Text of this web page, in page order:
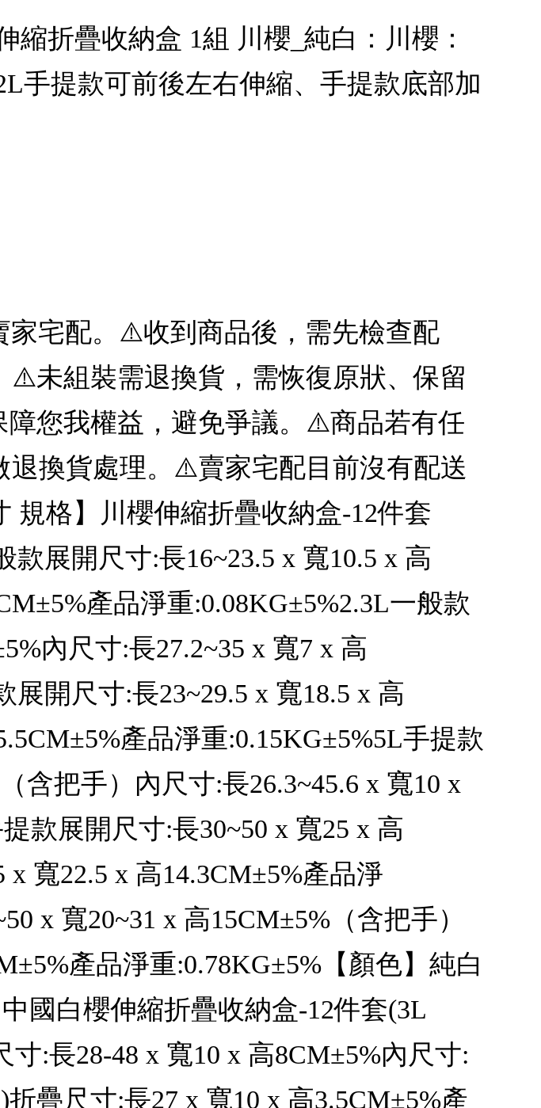
縮折疊收納盒 1組 川櫻_純白：川櫻：
手提款可前後左右伸縮、手提款底部加
宅配。⚠️收到商品後，需先檢查配
未組裝需退換貨，需恢復原狀、保留
您我權益，避免爭議。⚠️商品若有任
換貨處理。⚠️賣家宅配目前沒有配送
規格】川櫻伸縮折疊收納盒-12件套
展開尺寸:長16~23.5 x 寬10.5 x 高
產品淨重:0.08KG±5%2.3L一般款
內尺寸:長27.2~35 x 寬7 x 高
開尺寸:長23~29.5 x 寬18.5 x 高
產品淨重:0.15KG±5%5L手提款
含把手）內尺寸:長26.3~45.6 x 寬10 x
款展開尺寸:長30~50 x 寬25 x 高
寬22.5 x 高14.3CM±5%產品淨
x 寬20~31 x 高15CM±5%（含把手）
產品淨重:0.78KG±5%【顏色】純白
國白櫻伸縮折疊收納盒-12件套(3L
:長28-48 x 寬10 x 高8CM±5%內尺寸:
疊尺寸:長27 x 寬10 x 高3.5CM±5%產